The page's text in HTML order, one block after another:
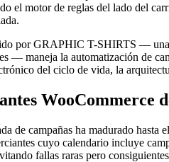
el motor de reglas del lado del
por GRAPHIC T-SHIRTS — una
— maneja la automatización de
del ciclo de vida, la
WooCommerce
de campañas ha madurado
cuyo calendario incluye
fallas raras pero